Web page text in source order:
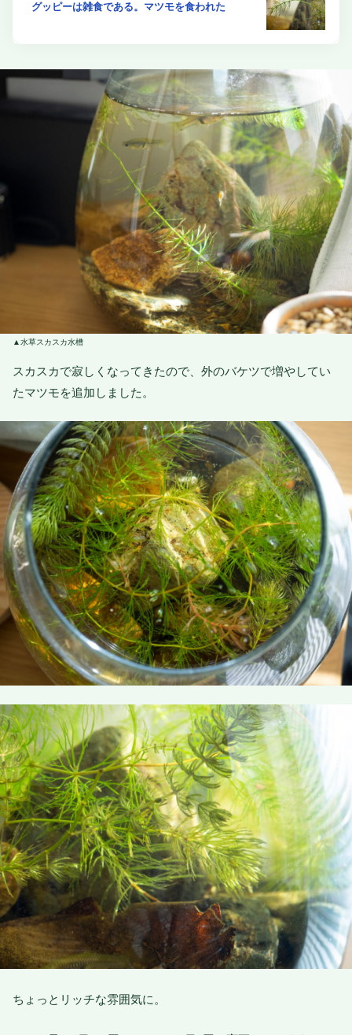
グッピーは雑食である。マツモを食われた
水草スカスカ水槽
スカスカで寂しくなってきたので、外のバケツで増やしてい
たマツモを追加しました。
ちょっとリッチな雰囲気に。